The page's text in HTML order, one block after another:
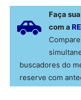
Faça
com a
buscadores do
reserve com